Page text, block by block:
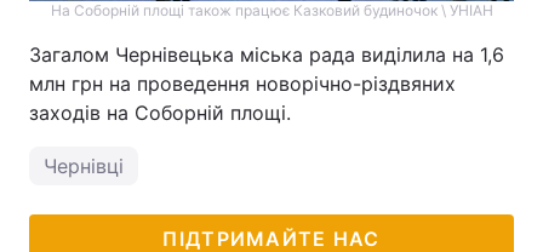
На Соборній площі також працює Казковий будиночок \ УНІАН
Загалом Чернівецька міська рада виділила на 1,6
млн грн на проведення новорічно-різдвяних
заходів на Соборній площі.
Чернівці
ПІДТРИМАЙТЕ НАС